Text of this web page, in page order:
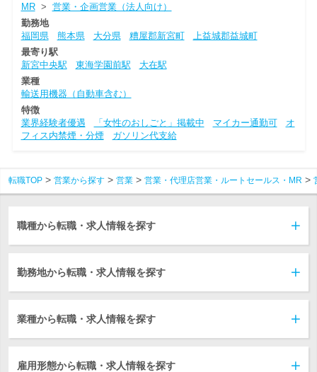
MR> 営業・企画営業（法人向け）
勤務地
福岡県
熊本県 大分県 糟屋郡新宮町
上益城郡益城町
最寄り駅
新宮中央駅
東海学園前駅
大在駅
業種
輸送用機器（自動車含む）
特徴
業界経験者優遇
「女性のおしごと」掲載中 マイカー通勤可
オ
フィス内禁煙・分煙
ガソリン代支給
転職TOP 営業から探す 営業 営業・代理店営業・ルートセールス・MR
職種から転職・求人情報を探す
勤務地から転職・求人情報を探す
業種から転職・求人情報を探す
雇用形態から転職・求人情報を探す